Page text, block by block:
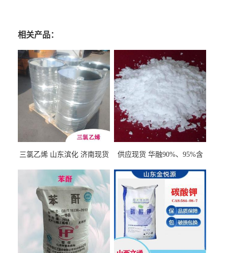
相关产品：
三氯乙烯 山东滨化 济南现货
供应现货 华融90%、95%含